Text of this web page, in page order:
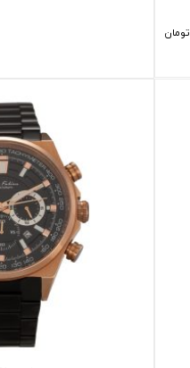
تومان